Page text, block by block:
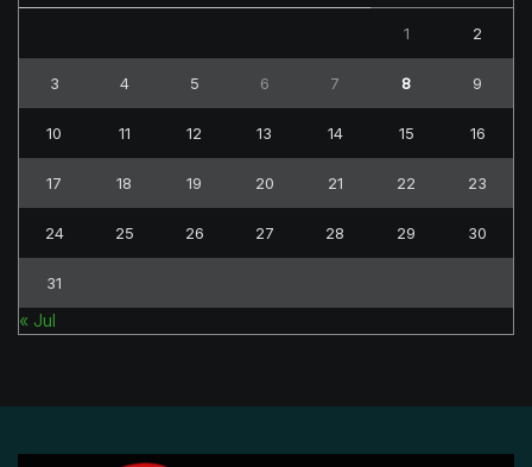
1 2
3 4 5 6 7 8 9
10 11 12 13 14 15 16
17 18 19 20 21 22 23
24 25 26 27 28 29 30
31
« Jul